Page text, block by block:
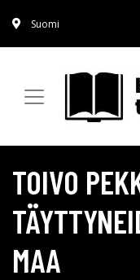
Suomi
TOIVO
MAA